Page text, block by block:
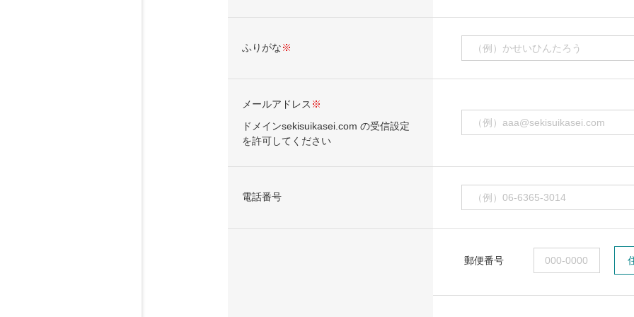
ふりがな※
メールアドレス ※
ドメインsekisuikasei.com の受信設定
を許可してください
電話番号
郵便番号